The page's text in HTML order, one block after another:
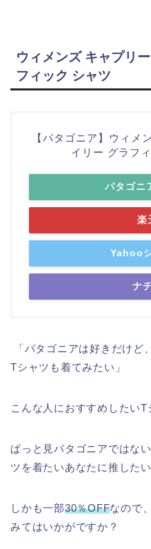
ウィメンズ キャプリ
フィック シャツ
【パタゴニア】ウィメ
イリー グラフ
パタゴニ
楽
Yahoo
ナ
「パタゴニアは好きだけ
Tシャツも着てみたい」
こんな人におすすめしたいT
ぱっと見パタゴニアではな
ツを着たいあなたに推したい
しかも一部30％OFFなので
みてはいかがですか？